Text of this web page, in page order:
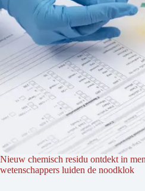
Nieuw chemisch residu ontdekt in
wetenschappers luiden de noodklok